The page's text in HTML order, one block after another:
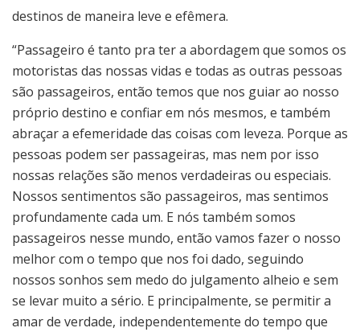
destinos de maneira leve e efêmera.
“Passageiro é tanto pra ter a abordagem que somos os
motoristas das nossas vidas e todas as outras pessoas
são passageiros, então temos que nos guiar ao nosso
próprio destino e confiar em nós mesmos, e também
abraçar a efemeridade das coisas com leveza. Porque as
pessoas podem ser passageiras, mas nem por isso
nossas relações são menos verdadeiras ou especiais.
Nossos sentimentos são passageiros, mas sentimos
profundamente cada um. E nós também somos
passageiros nesse mundo, então vamos fazer o nosso
melhor com o tempo que nos foi dado, seguindo
nossos sonhos sem medo do julgamento alheio e sem
se levar muito a sério. E principalmente, se permitir a
amar de verdade, independentemente do tempo que